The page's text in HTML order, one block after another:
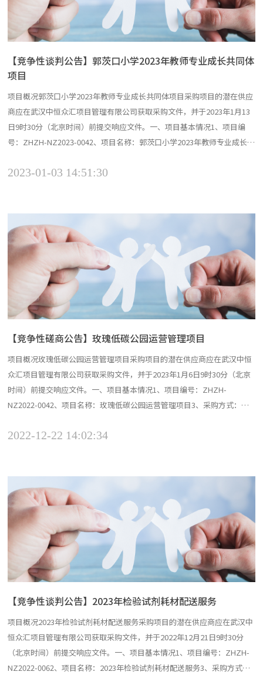
【竞争性谈判公告】郭茨口小学2023年教师专业成长共同体
项目
项目概况郭茨口小学2023年教师专业成长共同体项目采购项目的潜在供应
商应在武汉中恒众汇项目管理有限公司获取采购文件，并于2023年1月13
日9时30分（北京时间）前提交响应文件。一、项目基本情况1、项目编
号：ZHZH-NZ2023-0042、项目名称：郭茨口小学2023年教师专业成长共
14万元6、采购需求：本次采购共分1个项目包，具体需求如下：（1）类
2023-01-03 14:51:30
【竞争性磋商公告】玫瑰低碳公园运营管理项目
项目概况玫瑰低碳公园运营管理项目采购项目的潜在供应商应在武汉中恒
众汇项目管理有限公司获取采购文件，并于2023年1月6日9时30分（北京
时间）前提交响应文件。一、项目基本情况1、项目编号：ZHZH-
NZ2022-0042、项目名称：玫瑰低碳公园运营管理项目3、采购方式：竞
分 1 个项目包，具体需求如下。（1）项目包编号：ZHZH-NZ2022-
2022-12-22 14:02:34
【竞争性谈判公告】2023年检验试剂耗材配送服务
项目概况2023年检验试剂耗材配送服务采购项目的潜在供应商应在武汉中
恒众汇项目管理有限公司获取采购文件，并于2022年12月21日9时30分
（北京时间）前提交响应文件。一、项目基本情况1、项目编号：ZHZH-
NZ2022-0062、项目名称：2023年检验试剂耗材配送服务3、采购方式：